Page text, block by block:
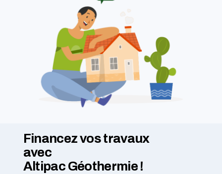
Financez vos travaux
avec
Altipac Géothermie !